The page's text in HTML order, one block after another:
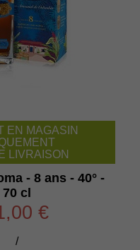
EN MAGASIN
LIVRAISON
- 8 ans - 40° -
70 cl
€
/